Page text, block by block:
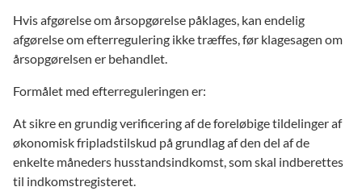
Hvis afgørelse om årsopgørelse påklages, kan endelig
afgørelse om efterregulering ikke træffes, før klagesagen om
årsopgørelsen er behandlet.
Formålet med efterreguleringen er:
At sikre en grundig verificering af de foreløbige tildelinger af
økonomisk fripladstilskud på grundlag af den del af de
enkelte måneders husstandsindkomst, som skal indberettes
til indkomstregisteret.